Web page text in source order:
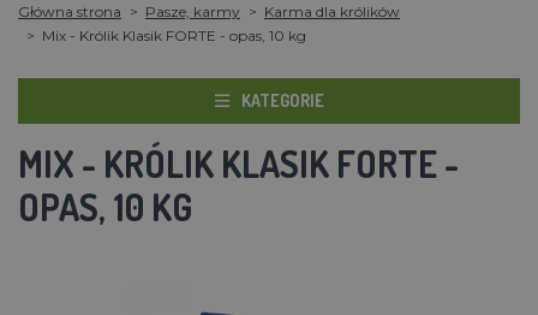
Główna strona Pasze, karmy
Karma dla królików
Mix - Królik Klasik FORTE - opas, 10 kg
KATEGORIE
MIX - KRÓLIK KLASIK FORTE -
OPAS, 10 KG